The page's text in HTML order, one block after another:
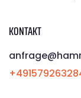
KONTAKT